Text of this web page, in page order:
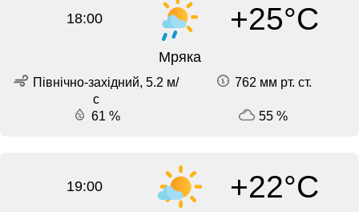
18:00 +25°C
Мряка
Північно-західний, 5.2 м/
с
762 мм рт. ст.
61 % 55 %
19:00 +22°C